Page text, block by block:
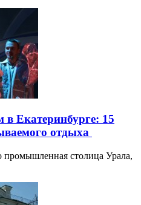
в Екатеринбурге: 15
отдыха
промышленная столица Урала,